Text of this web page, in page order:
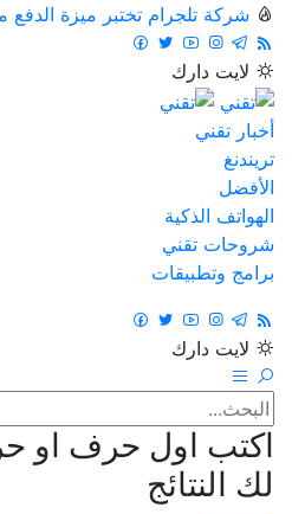
شركة تلجرام تختبر ميزة الدفع
لايت دارك
أخبار تقني
تريندنغ
الأفضل
الهواتف الذكية
شروحات تقني
برامج وتطبيقات
لايت دارك
اكتب اول حرف او
لك النتائج